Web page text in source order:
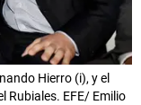
Hierro (i), y el
Rubiales. EFE/ Emilio